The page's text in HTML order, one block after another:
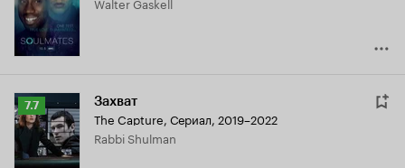
6.8
Рейтинг
Кинопоиска
7.7 Захват
The Capture, Сериал, 2019–2022
Rabbi Shulman